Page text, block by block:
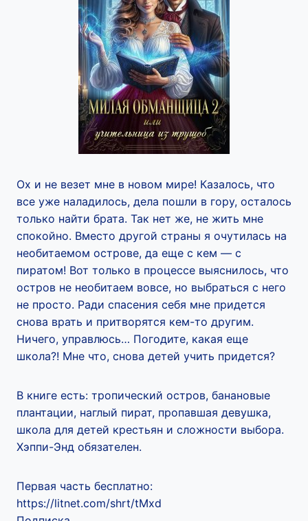
Ох и не везет мне в новом мире! Казалось, что
все уже наладилось, дела пошли в гору, осталось
только найти брата. Так нет же, не жить мне
спокойно. Вместо другой страны я очутилась на
необитаемом острове, да еще с кем — с
пиратом! Вот только в процессе выяснилось, что
остров не необитаем вовсе, но выбраться с него
не просто. Ради спасения себя мне придется
снова врать и притворятся кем-то другим.
Ничего, управлюсь… Погодите, какая еще
школа?! Мне что, снова детей учить придется?
В книге есть: тропический остров, банановые
плантации, наглый пират, пропавшая девушка,
школа для детей крестьян и сложности выбора.
Хэппи-Энд обязателен.
Первая часть бесплатно:
https://litnet.com/shrt/tMxd